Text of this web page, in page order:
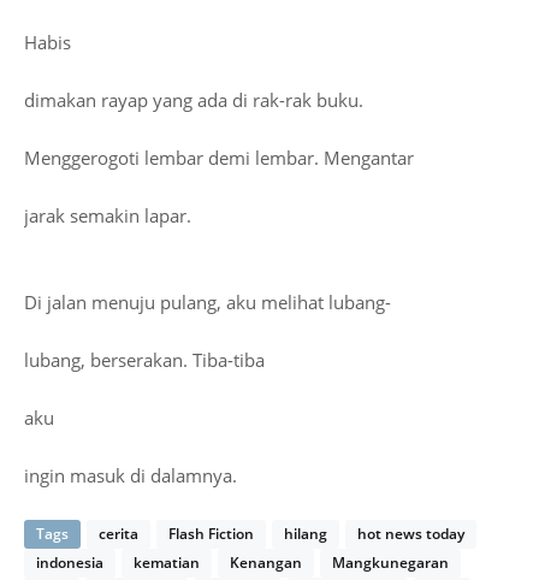
Habis
dimakan rayap yang ada di rak-rak buku.
Menggerogoti lembar demi lembar. Mengantar
jarak semakin lapar.
Di jalan menuju pulang, aku melihat lubang-
lubang, berserakan. Tiba-tiba
aku
ingin masuk di dalamnya.
Tags cerita Flash Fiction hilang
hot news today
indonesia
kematian Kenangan
Mangkunegaran